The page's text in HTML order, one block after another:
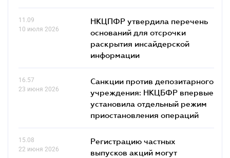
11.09
10 июля 2026
НКЦПФР утвердила перечень
оснований для отсрочки
раскрытия инсайдерской
информации
16.57
23 июня 2026
Санкции против депозитарного
учреждения: НКЦБФР впервые
установила отдельный режим
приостановления операций
15.08
22 июня 2026
Регистрацию частных
выпусков акций могут